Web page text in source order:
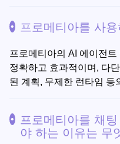
프로메티아를 사
프로메티아의 AI 에이전
정확하고 효과적이며, 다
된 계획, 무제한 런타임 등
프로메티아를 채
야 하는 이유는 무